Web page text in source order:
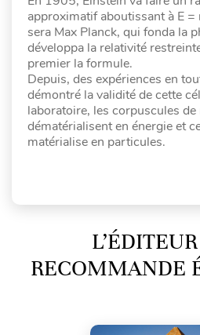
approximatif aboutissant à E
sera Max Planck, qui fonda la
développa la relativité
premier la formule.
Depuis, des expériences en
démontré la validité de cette
laboratoire, les corpuscules de
dématérialisent en énergie et
matérialise en particules.
RECOMMANDE